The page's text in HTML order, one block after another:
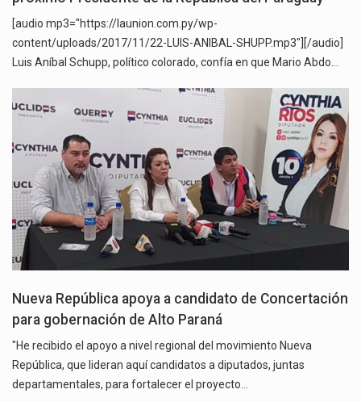
[audio mp3="https://launion.com.py/wp-
content/uploads/2017/11/22-LUIS-ANIBAL-SHUPP.mp3"][/audio]
Luis Aníbal Schupp, político colorado, confía en que Mario Abdo…
Nueva República apoya a candidato de Concertación
para gobernación de Alto Paraná
"He recibido el apoyo a nivel regional del movimiento Nueva
República, que lideran aquí candidatos a diputados, juntas
departamentales, para fortalecer el proyecto…